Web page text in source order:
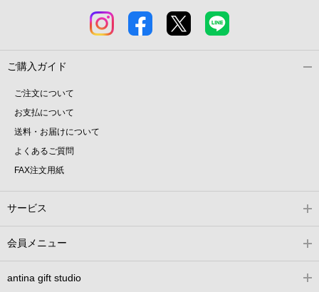
ご購入ガイド
ご注文について
お支払について
送料・お届けについて
よくあるご質問
FAX注文用紙
サービス
会員メニュー
antina gift studio